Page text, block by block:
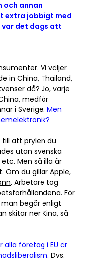
och annan
extra jobbigt med
det dags att
Vi väljer
in China, Thailand,
då? Jo, varje
medför
i Sverige. Men
till att prylen du
utan svenska
Men så illa är
Om du gillar Apple,
. Arbetare tog
För
begår enligt
skitar ner Kina, så
företag i EU är
Dvs.